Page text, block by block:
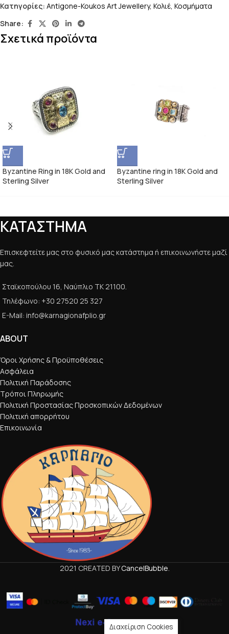
Κατηγορίες: Antigone-Koukos Art Jewellery, Κολιέ Κοσμήματα
Share:
Σχετικά προϊόντα
Byzantine Ring in 18K Gold and
Sterling Silver
Byzantine ring in 18K Gold and
Sterling Silver
ΚΑΤΑΣΤΗΜΑ
Επισκεφτείτε μας στο φυσικό μας κατάστημα ή επικοινωνήστε μαζί
μας.
Σταϊκοπούλου 16, Ναύπλιο ΤΚ 21100.
Τηλέφωνο: +30 27520 25 327
E-Mail: info@karnagionafplio.gr
ABOUT
Όροι Χρήσης & Προϋποθέσεις
Ασφάλεια
Πολιτική Παράδοσης
Τρόποι Πληρωμής
Πολιτική Προστασίας Προσκοπικών Δεδομένων
Πολιτική απορρήτου
Επικοινωνία
2021 CREATED BYCancelBubble.
Διαχείριση Cookies